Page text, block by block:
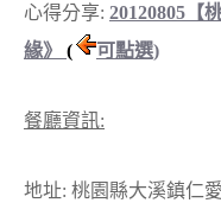
心得分享: 20120805【
緣》
( 可點選)
餐廳資訊:
地址: 桃園縣大溪鎮仁